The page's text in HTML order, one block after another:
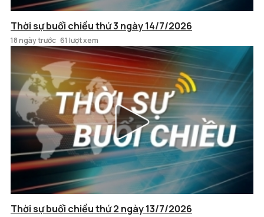
Thời sự buổi chiều thứ 3 ngày 14/7/2026
18 ngày trước 61 lượt xem
Thời sự buổi chiều thứ 2 ngày 13/7/2026